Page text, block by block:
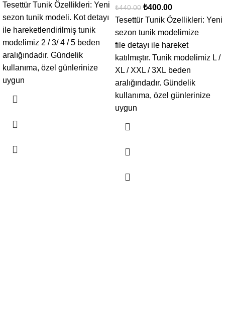
Tesettür Tunik Özellikleri: Yeni
sezon tunik modeli. Kot detayı
ile hareketlendirilmiş tunik
modelimiz 2 / 3/ 4 / 5 beden
aralığındadır. Gündelik
kullanıma, özel günlerinize
uygun
₺440.00 ₺400.00
Tesettür Tunik Özellikleri: Yeni
sezon tunik modelimize
file detayı ile hareket
katılmıştır. Tunik modelimiz L /
XL / XXL / 3XL beden
aralığındadır. Gündelik
kullanıma, özel günlerinize
uygun